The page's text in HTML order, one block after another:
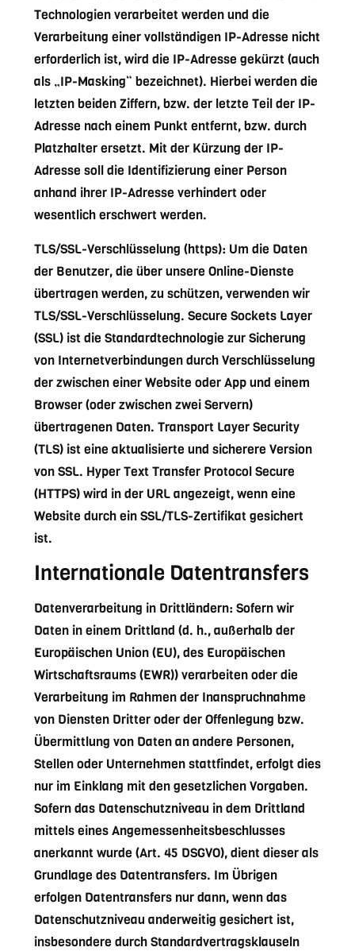
Technologien verarbeitet werden und die
Verarbeitung einer vollständigen IP-Adresse nicht
erforderlich ist, wird die IP-Adresse gekürzt (auch
als „IP-Masking“ bezeichnet). Hierbei werden die
letzten beiden Ziffern, bzw. der letzte Teil der IP-
Adresse nach einem Punkt entfernt, bzw. durch
Platzhalter ersetzt. Mit der Kürzung der IP-
Adresse soll die Identifizierung einer Person
anhand ihrer IP-Adresse verhindert oder
wesentlich erschwert werden.
TLS/SSL-Verschlüsselung (https): Um die Daten
der Benutzer, die über unsere Online-Dienste
übertragen werden, zu schützen, verwenden wir
TLS/SSL-Verschlüsselung. Secure Sockets Layer
(SSL) ist die Standardtechnologie zur Sicherung
von Internetverbindungen durch Verschlüsselung
der zwischen einer Website oder App und einem
Browser (oder zwischen zwei Servern)
übertragenen Daten. Transport Layer Security
(TLS) ist eine aktualisierte und sicherere Version
von SSL. Hyper Text Transfer Protocol Secure
(HTTPS) wird in der URL angezeigt, wenn eine
Website durch ein SSL/TLS-Zertifikat gesichert
ist.
Internationale Datentransfers
Datenverarbeitung in Drittländern: Sofern wir
Daten in einem Drittland (d. h., außerhalb der
Europäischen Union (EU), des Europäischen
Wirtschaftsraums (EWR)) verarbeiten oder die
Verarbeitung im Rahmen der Inanspruchnahme
von Diensten Dritter oder der Offenlegung bzw.
Übermittlung von Daten an andere Personen,
Stellen oder Unternehmen stattfindet, erfolgt dies
nur im Einklang mit den gesetzlichen Vorgaben.
Sofern das Datenschutzniveau in dem Drittland
mittels eines Angemessenheitsbeschlusses
anerkannt wurde (Art. 45 DSGVO), dient dieser als
Grundlage des Datentransfers. Im Übrigen
erfolgen Datentransfers nur dann, wenn das
Datenschutzniveau anderweitig gesichert ist,
insbesondere durch Standardvertragsklauseln